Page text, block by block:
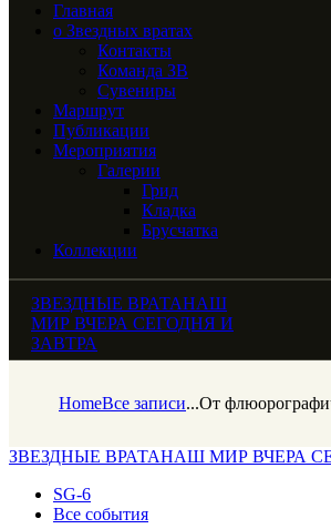
Главная
о Звездных вратах
Контакты
Команда ЗВ
Сувениры
Маршрут
Публикации
Мероприятия
Галерии
Грид
Кладка
Брусчатка
Коллекции
ЗВЕЗДНЫЕ ВРАТАНАШ
МИР ВЧЕРА СЕГОДНЯ И
ЗАВТРА
HomeВсе записи...От
ЗВЕЗДНЫЕ ВРАТАНАШ МИР ВЧЕРА
SG-6
Все события